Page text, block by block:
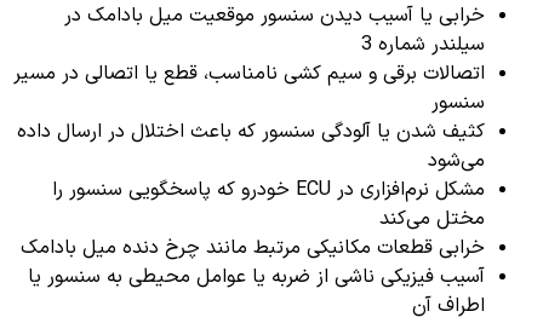
خرابی یا آسیب دیدن سنسور موقعیت میل بادامک در
سیلندر شماره 3
اتصالات برقی و سیم کشی نامناسب، قطع یا اتصالی در مسیر
سنسور
کثیف شدن یا آلودگی سنسور که باعث اختلال در ارسال داده
می‌شود
مشکل نرم‌افزاری در ECU خودرو که پاسخگویی سنسور را
مختل می‌کند
خرابی قطعات مکانیکی مرتبط مانند چرخ دنده میل بادامک
آسیب فیزیکی ناشی از ضربه یا عوامل محیطی به سنسور یا
اطراف آن